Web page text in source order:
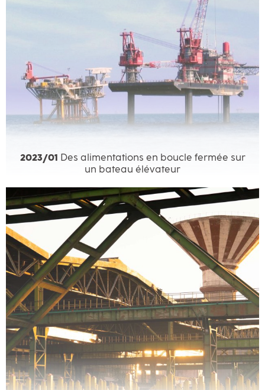
2023/01 Des alimentations en boucle fermée sur
un bateau élévateur